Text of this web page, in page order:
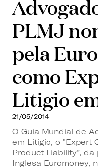
PLMJ
pela
como
Litigio
21/05/2014
O Guia Mundial de
em Litigio, o "Expert
Product Liability”,
Inglesa Euromoney,